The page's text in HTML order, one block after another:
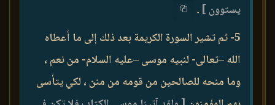
يستوون ] .
5- ثم تشير السورة الكريمة بعد ذلك إلى ما أعطاه
الله –تعالى- لنبيه موسى –عليه السلام- من نعم ،
وما منحه للصالحين من قومه من منن ، لكي يتأسى